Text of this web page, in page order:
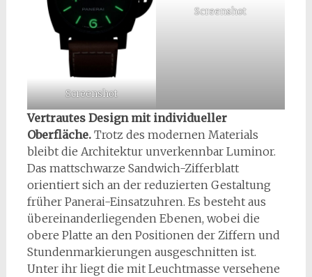
Screenshot
Screenshot
Vertrautes Design mit individueller
Oberfläche. Trotz des modernen Materials
bleibt die Architektur unverkennbar Luminor.
Das mattschwarze Sandwich-Zifferblatt
orientiert sich an der reduzierten Gestaltung
früher Panerai-Einsatzuhren. Es besteht aus
übereinanderliegenden Ebenen, wobei die
obere Platte an den Positionen der Ziffern und
Stundenmarkierungen ausgeschnitten ist.
Unter ihr liegt die mit Leuchtmasse versehene